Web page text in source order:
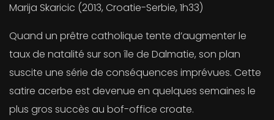
Marija Skaricic (2013, Croatie-Serbie, 1h33)
Quand un prêtre catholique tente d’augmenter le
taux de natalité sur son île de Dalmatie, son plan
suscite une série de conséquences imprévues. Cette
satire acerbe est devenue en quelques semaines le
plus gros succès au bof-office croate.